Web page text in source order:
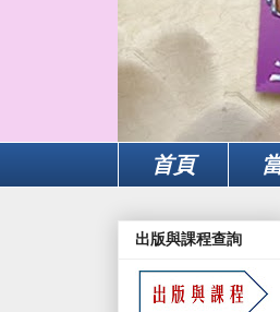
首頁
出版與課程查詢